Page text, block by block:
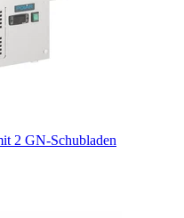
2 GN-Schubladen